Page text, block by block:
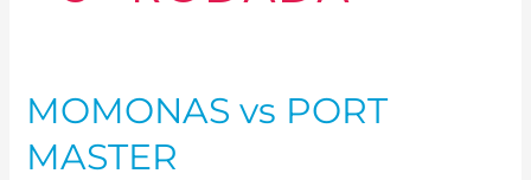
MOMONAS vs PORT
MASTER
MOMONAS
vs
PORT